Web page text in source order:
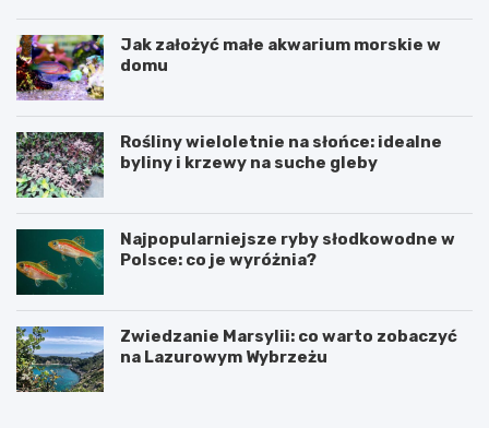
Jak założyć małe akwarium morskie w
domu
Rośliny wieloletnie na słońce: idealne
byliny i krzewy na suche gleby
Najpopularniejsze ryby słodkowodne w
Polsce: co je wyróżnia?
Zwiedzanie Marsylii: co warto zobaczyć
na Lazurowym Wybrzeżu